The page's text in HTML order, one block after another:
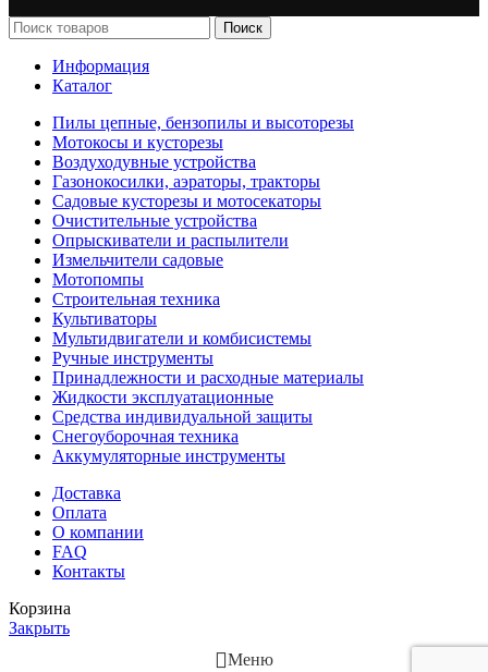
Поиск
Информация
Каталог
Пилы цепные, бензопилы и высоторезы
Мотокосы и кусторезы
Воздуходувные устройства
Газонокосилки, аэраторы, тракторы
Садовые кусторезы и мотосекаторы
Очистительные устройства
Опрыскиватели и распылители
Измельчители садовые
Мотопомпы
Строительная техника
Культиваторы
Мультидвигатели и комбисистемы
Ручные инструменты
Принадлежности и расходные материалы
Жидкости эксплуатационные
Средства индивидуальной защиты
Снегоуборочная техника
Аккумуляторные инструменты
Доставка
Оплата
О компании
FAQ
Контакты
Корзина
Закрыть
Меню